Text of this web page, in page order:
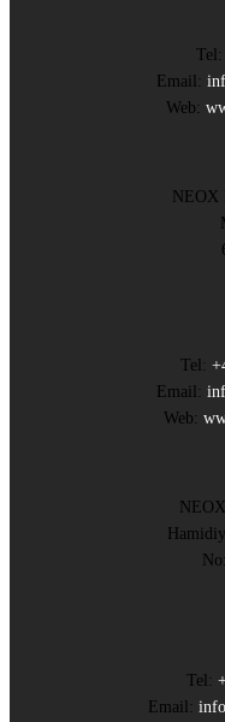
Tel:
Email:
Web:
NEOX
Tel:
Email:
Web:
Tel:
Email: